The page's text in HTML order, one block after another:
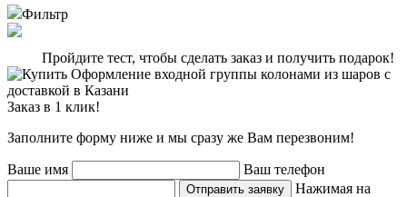
Фильтр
Пройдите тест, чтобы сделать заказ и получить подарок!
Заказ в 1 клик!
Заполните форму ниже и мы сразу же Вам перезвоним!
Ваше имя Ваш телефон
Отправить заявку
Нажимая на